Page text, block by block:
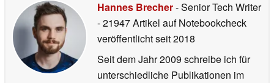
Hannes Brecher- Senior Tech Writer
- 21947 Artikel auf Notebookcheck
veröffentlichtseit 2018
Seit dem Jahr 2009 schreibe ich für
unterschiedliche Publikationen im